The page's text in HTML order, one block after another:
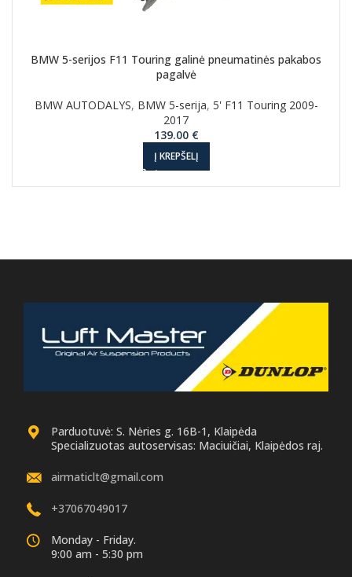
BMW 5-serijos F11 Touring galinė pneumatinės pakabos
pagalvė
BMW AUTODALYS, BMW 5-serija, 5' F11 Touring 2009-
2017
139.00 €
Į KREPŠELĮ
Parduotuvė: S. Nėries g. 16B-1, Klaipėda
Specializuotas autoservisas: Maciuičiai, Klaipėdos raj.
airmaticlt@gmail.com
+37067049017
Monday - Friday.
9:00 am - 5:30 pm